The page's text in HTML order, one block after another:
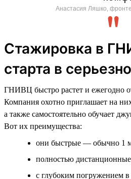
Анастасия Ляшко,
Стажировка в
старта в
ГНИВЦ быстро растет и ежегодно
Компания охотно приглашает на
а также самостоятельно обучает
Вот их преимущества:
они быстрые — обычно 1
полностью
с глубоким погружением